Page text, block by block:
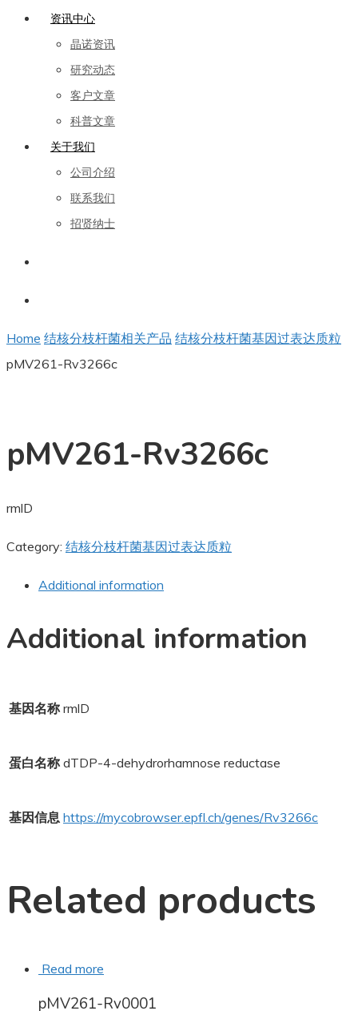
资讯中心
晶诺资讯
研究动态
客户文章
科普文章
关于我们
公司介绍
联系我们
招贤纳士
Home 结核分枝杆菌相关产品 结核分枝杆菌基因过表达质粒
pMV261-Rv3266c
pMV261-Rv3266c
rmlD
Category: 结核分枝杆菌基因过表达质粒
Additional information
Additional information
基因名称 rmlD
蛋白名称 dTDP-4-dehydrorhamnose reductase
基因信息 https://mycobrowser.epfl.ch/genes/Rv3266c
Related products
Read more
pMV261-Rv0001